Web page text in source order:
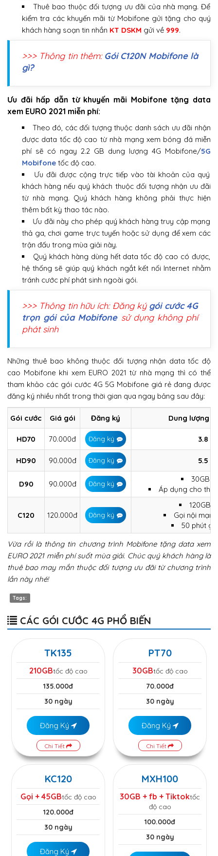
Thuê bao thuộc đối tượng ưu đãi của nhà mạng. Để
kiểm tra các khuyến mãi từ Mobifone gửi tặng cho quý
khách hàng soạn tin nhắn KT DSKM gửi về 999.
>>> Thông tin thêm: Gói C120N Mobifone là
gì?
Ưu đãi hấp dẫn từ khuyến mãi Mobifone tặng data
xem EURO 2021 miễn phí:
Theo đó, các đối tượng thuộc danh sách ưu đãi nhận
được data tốc độ cao từ nhà mạng xem bóng đá miễn
phí sẽ có ngay 2.2 GB dung lượng 4G Mobifone/5G
Mobifone tốc độ cao.
Ưu đãi được cộng trực tiếp vào tài khoản của quý
khách hàng nếu quý khách thuộc đối tượng nhận ưu đãi
từ nhà mạng. Quý khách hàng không phải thực hiện
thêm bất kỳ thao tác nào.
Ưu đãi này cho phép quý khách hàng truy cập mạng
thả ga, chơi game trực tuyến hoặc sử dụng để xem các
trận đấu trong mùa giải này.
Quý khách hàng dùng hết data tốc độ cao có được,
hệ thống sẽ giúp quý khách ngắt kết nối Internet nhằm
tránh cước phí phát sinh ngoài gói.
>>> Thông tin hữu ích: Đăng ký gói cước 4G
trọn gói của Mobifonesử dụng không phí
phát sinh
Những thuê bao không thuộc đối tượng nhận data tốc độ
cao Mobifone khi xem EURO 2021 từ nhà mạng thì có thể
tham khảo các gói cước 4G 5G Mobifone giá rẻ đang được
đăng ký nhiều nhất trong thời gian qua ngay bảng sau đây:
Gói cước Giá gói Đăng ký Dung lượng
HD70 70.000đ Đăng ký 3.8
HD90 90.000đ Đăng ký 5.5
D90 90.000đ Đăng ký
30GB
Áp dụng cho
C120 120.000đ Đăng ký
120GB
Gọi nội
50 phút
Vừa rồi là thông tin chương trình Mobifone tặng data xem
EURO 2021 miễn phí suốt mùa giải. Chúc quý khách hàng là
thuê bao may mắn thuộc đối tượng ưu đãi từ chương trình
lần này nhé!
Tags:
CÁC GÓI CƯỚC 4G PHỔ BIẾN
TK135
210GBtốc độ cao
135.000đ
30 ngày
Đăng Ký
Chi Tiết
PT70
30GBtốc độ cao
70.000đ
30 ngày
Đăng Ký
Chi Tiết
KC120
Gọi + 45GBtốc độ cao
120.000đ
30 ngày
Đăng Ký
MXH100
30GB + fb + Tiktoktốc
độ cao
100.000đ
30 ngày